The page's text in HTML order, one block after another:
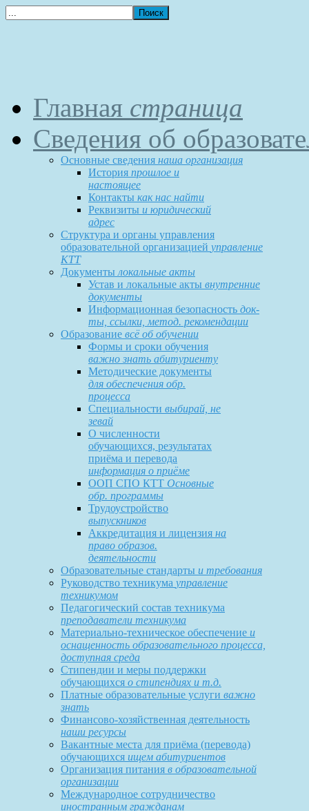
Главная страница
Сведения об
Основные сведения наша организация
История прошлое и
настоящее
Контакты как нас найти
Реквизиты и юридический
адрес
Структура и органы управления
образовательной организацией управление
КТТ
Документы локальные акты
Устав и локальные акты внутренние
документы
Информационная безопасность док-
ты, ссылки, метод. рекомендации
Образование всё об обучении
Формы и сроки обучения
важно знать абитуриенту
Методические документы
для обеспечения обр.
процесса
Специальности выбирай, не
зевай
О численности
обучающихся, результатах
приёма и перевода
информация о приёме
ООП СПО КТТ Основные
обр. программы
Трудоустройство
выпускников
Аккредитация и лицензия на
право образов.
деятельности
Образовательные стандарты и требования
Руководство техникума управление
техникумом
Педагогический состав техникума
преподаватели техникума
Материально-техническое обеспечение и
оснащенность образовательного процесса,
доступная среда
Стипендии и меры поддержки
обучающихся о стипендиях и т.д.
Платные образовательные услуги важно
знать
Финансово-хозяйственная деятельность
наши ресурсы
Вакантные места для приёма (перевода)
обучающихся ищем абитуриентов
Организация питания в образовательной
организации
Международное сотрудничество
иностранным гражданам